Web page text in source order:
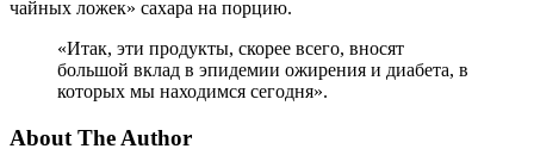
чайных ложек» сахара на порцию.
«Итак, эти продукты, скорее всего, вносят
большой вклад в эпидемии ожирения и диабета, в
которых мы находимся сегодня».
About The Author